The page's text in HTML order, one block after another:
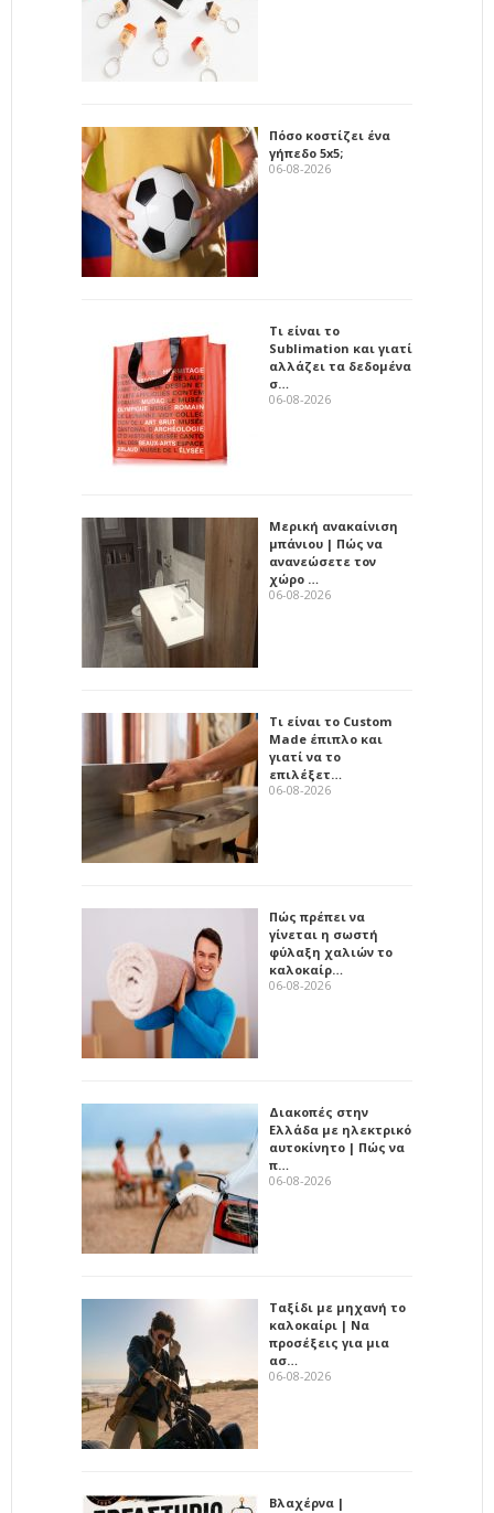
Πόσο κοστίζει ένα
γήπεδο 5x5;
06-08-2026
Τι είναι το
Sublimation και γιατί
αλλάζει τα δεδομένα
σ…
06-08-2026
Μερική ανακαίνιση
μπάνιου | Πώς να
ανανεώσετε τον
χώρο …
06-08-2026
Τι είναι το Custom
Made έπιπλο και
γιατί να το
επιλέξετ…
06-08-2026
Πώς πρέπει να
γίνεται η σωστή
φύλαξη χαλιών το
καλοκαίρ…
06-08-2026
Διακοπές στην
Ελλάδα με ηλεκτρικό
αυτοκίνητο | Πώς να
π…
06-08-2026
Ταξίδι με μηχανή το
καλοκαίρι | Να
προσέξεις για μια
ασ…
06-08-2026
Βλαχέρνα |